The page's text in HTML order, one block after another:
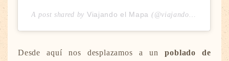
A post shared by Viajando el Mapa (@viajandoelmapa) on
Desde aquí nos desplazamos a unpoblado de